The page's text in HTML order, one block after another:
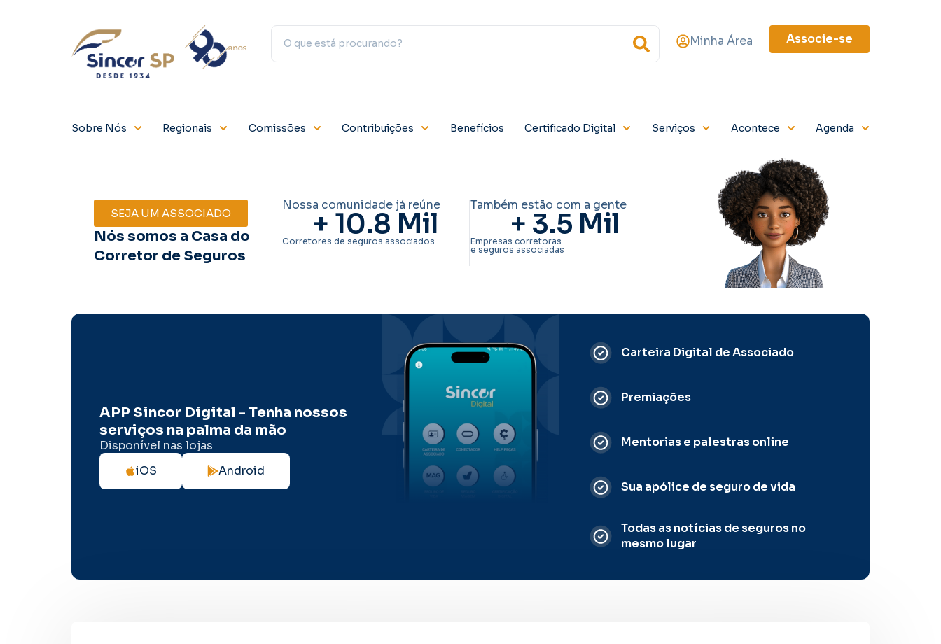
Minha Área Associe-se
Sobre Nós Regionais Comissões Contribuições Benefícios Certificado Digital Serviços Acontece Agenda
SEJA UM ASSOCIADO
Nós somos a Casa do
Corretor de Seguros
Nossa comunidade já reúne
+ 10.8 Mil
Corretores de seguros associados
Também estão com a gente
+ 3.5 Mil
Empresas corretoras
e seguros associadas
APP Sincor Digital - Tenha nossos
serviços na palma da mão
Disponível nas lojas
iOS
Android
Carteira Digital de Associado
Premiações
Mentorias e palestras online
Sua apólice de seguro de vida
Todas as notícias de seguros no
mesmo lugar